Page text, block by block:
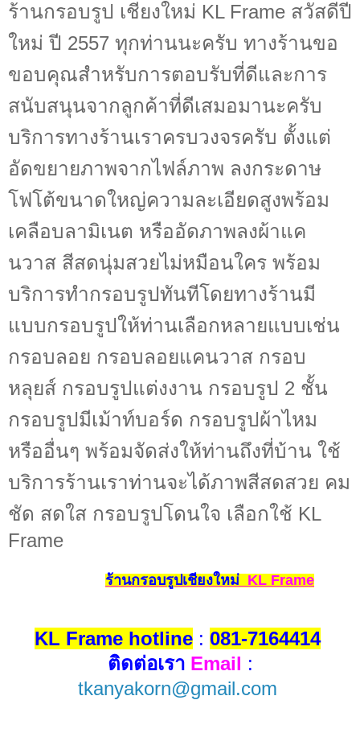
ร้านกรอบรูป เชียงใหม่ KL Frame สวัสดีปี
ใหม่ ปี 2557 ทุกท่านนะครับ ทางร้านขอ
ขอบคุณสำหรับการตอบรับที่ดีและการ
สนับสนุนจากลูกค้าที่ดีเสมอมานะครับ
บริการทางร้านเราครบวงจรครับ ตั้งแต่
อัดขยายภาพจากไฟล์ภาพ ลงกระดาษ
โฟโต้ขนาดใหญ่ความละเอียดสูงพร้อม
เคลือบลามิเนต หรืออัดภาพลงผ้าแค
นวาส สีสดนุ่มสวยไม่หมือนใคร พร้อม
บริการทำกรอบรูปทันทีโดยทางร้านมี
แบบกรอบรูปให้ท่านเลือกหลายแบบเช่น
กรอบลอย กรอบลอยแคนวาส กรอบ
หลุยส์ กรอบรูปแต่งงาน กรอบรูป 2 ชั้น
กรอบรูปมีเม้าท์บอร์ด กรอบรูปผ้าไหม
หรืออื่นๆ พร้อมจัดส่งให้ท่านถึงที่บ้าน ใช้
บริการร้านเราท่านจะได้ภาพสีสดสวย คม
ชัด สดใส กรอบรูปโดนใจ เลือกใช้ KL
Frame
ร้านกรอบรูปเชียงใหม่KL Frame
KL Frame hotline : 081-7164414
ติดต่อเรา Email :
tkanyakorn@gmail.com